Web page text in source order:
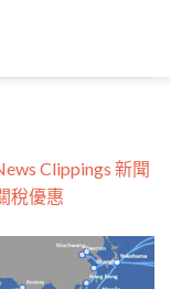
Clippings 新聞
稅優惠